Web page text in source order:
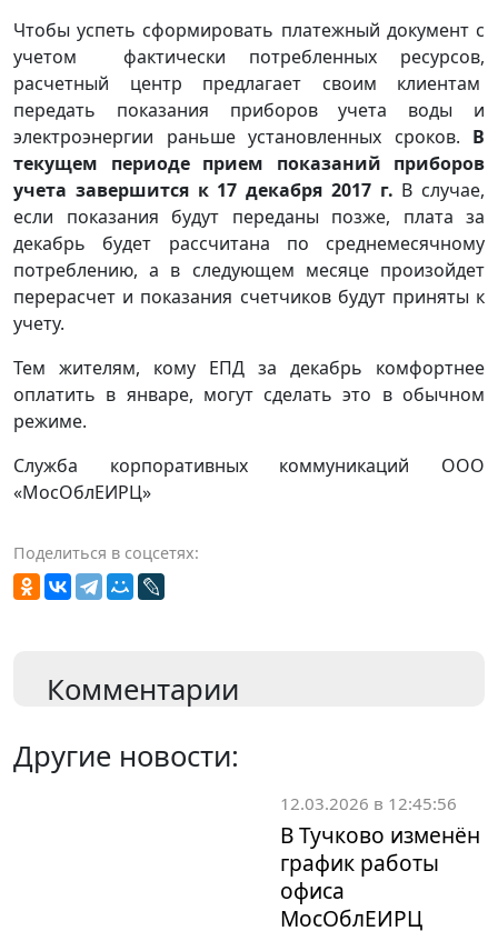
Чтобы успеть сформировать платежный документ с
учетом фактически потребленных ресурсов,
расчетный центр предлагает своим клиентам
передать показания приборов учета воды и
электроэнергии раньше установленных сроков. В
текущем периоде прием показаний приборов
учета завершится к 17 декабря 2017 г. В случае,
если показания будут переданы позже, плата за
декабрь будет рассчитана по среднемесячному
потреблению, а в следующем месяце произойдет
перерасчет и показания счетчиков будут приняты к
учету.
Тем жителям, кому ЕПД за декабрь комфортнее
оплатить в январе, могут сделать это в обычном
режиме.
Служба корпоративных коммуникаций ООО
«МосОблЕИРЦ»
Поделиться в соцсетях:
Комментарии
Другие новости:
12.03.2026 в 12:45:56
В Тучково изменён
график работы
офиса
МосОблЕИРЦ